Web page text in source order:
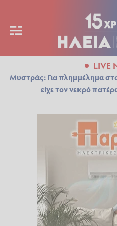
LIVE
Μυστράς: Για πλημμέλημα
είχε τον νεκρό